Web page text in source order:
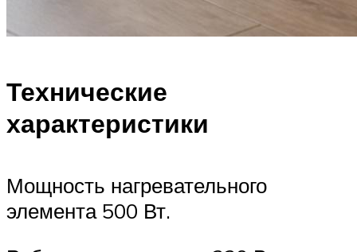
Технические
характеристики
Мощность нагревательного
элемента 500 Вт.